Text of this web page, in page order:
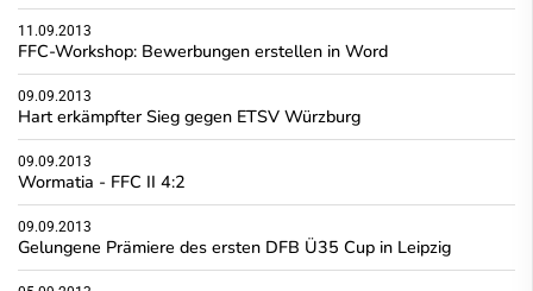
11.09.2013
FFC-Workshop: Bewerbungen erstellen in Word
09.09.2013
Hart erkämpfter Sieg gegen ETSV Würzburg
09.09.2013
Wormatia - FFC II 4:2
09.09.2013
Gelungene Prämiere des ersten DFB Ü35 Cup in Leipzig